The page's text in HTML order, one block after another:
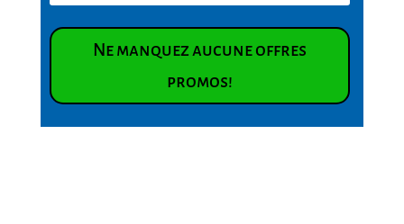
Ne manquez aucune offres
promos!